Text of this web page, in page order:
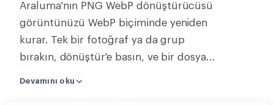
JPG’yi PDF’ye dönüştür
Araluma'nın PNG WebP dönüştürücüsü
görüntünüzü WebP biçiminde yeniden
kurar. Tek bir fotoğraf ya da grup
bırakın, dönüştür'e basın, ve bir dosya
Devamını oku